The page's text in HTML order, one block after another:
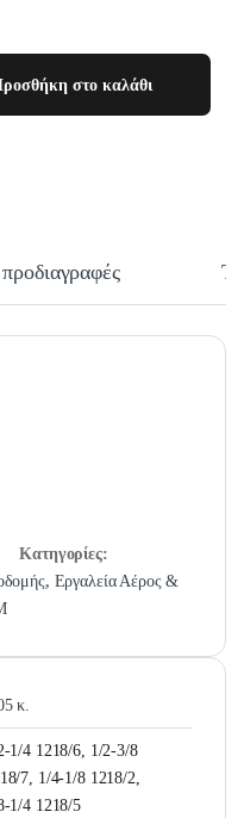
στο καλάθι
Κατηγορίες:
, Εργαλεία Αέρος &
κ.
1/4 1218/6, 1/2-3/8
7, 1/4-1/8 1218/2,
1/4 1218/5